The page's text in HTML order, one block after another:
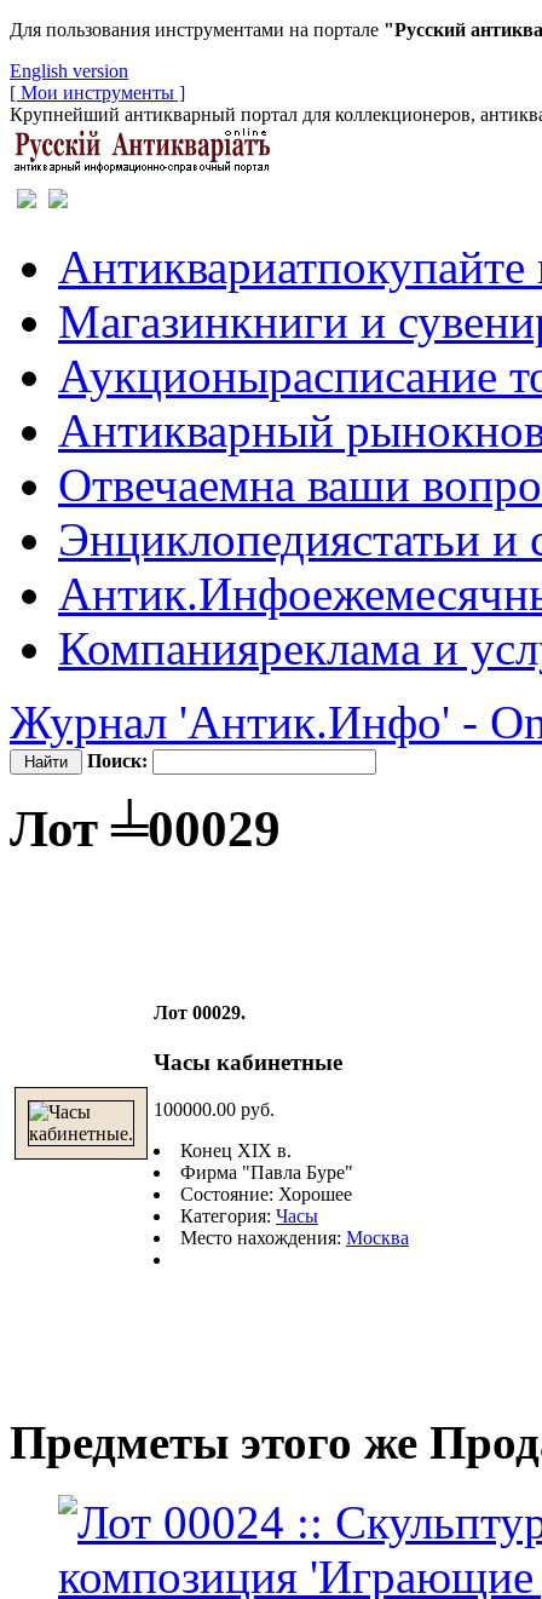
Для пользования инструментами на портале "Русский
English version
[ Мои инструменты ]
Крупнейший антикварный портал для коллекционеров,
Антиквариатпокупайте
Магазинкниги и
Аукционырасписание
Антикварный рынок
Отвечаемна ваши
Энциклопедиястатьи и
Антик.Инфо
Компанияреклама и
Журнал 'Антик.Инфо' -
Поиск:
Лот ╧00029
Лот 00029.
Часы кабинетные
100000.00 руб.
Конец ХIХ в.
Фирма "Павла Буре"
Состояние: Хорошее
Категория: Часы
Место нахождения: Москва
Предметы этого же